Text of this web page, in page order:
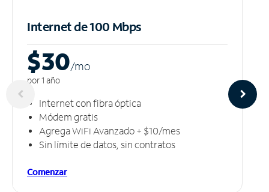
Internet de 100 Mbps
$30/mo
por 1 año
Internet con fibra óptica
Módem gratis
Agrega WiFi Avanzado + $10/mes
Sin límite de datos, sin contratos
Comenzar